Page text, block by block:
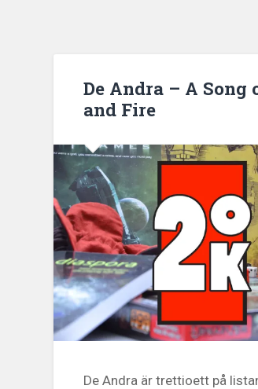
De Andra – A Song
and Fire
De Andra är trettioett på